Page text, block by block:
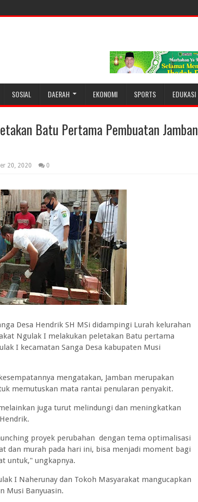
SOSIAL DAERAH EKONOMI SPORTS EDUKASI
Batu Pertama Pembuatan Jamban
20, 2020 0
Desa Hendrik SH MSi didampingi Lurah kelurahan
Ngulak I melakukan peletakan Batu pertama
I kecamatan Sanga Desa kabupaten Musi
mengatakan, Jamban merupakan
memutuskan mata rantai penularan penyakit.
juga turut melindungi dan meningkatkan
proyek perubahan dengan tema optimalisasi
dan murah pada hari ini, bisa menjadi moment bagi
untuk," ungkapnya.
I Naherunay dan Tokoh Masyarakat mangucapkan
Musi Banyuasin.